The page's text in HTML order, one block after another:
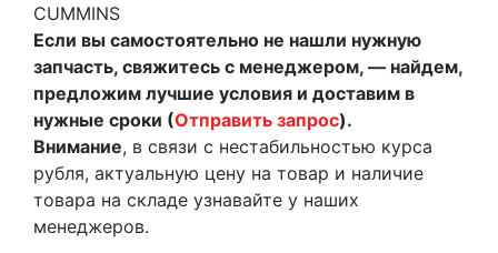
CUMMINS
Если вы самостоятельно не нашли нужную
запчасть, свяжитесь с менеджером, — найдем,
предложим лучшие условия и доставим в
нужные сроки (Отправить запрос).
Внимание, в связи с нестабильностью курса
рубля, актуальную цену на товар и наличие
товара на складе узнавайте у наших
менеджеров.